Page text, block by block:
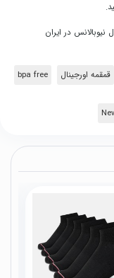
در ایران
قمقمه اورجینال
bpa free